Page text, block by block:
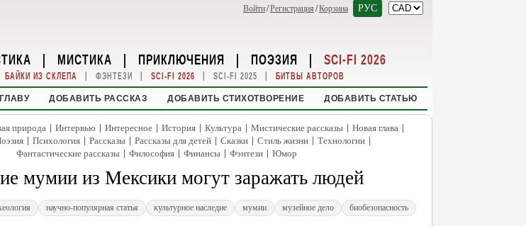
Войти/Регистрация /Корзина РУС
| МИСТИКА | ПРИКЛЮЧЕНИЯ | ПОЭЗИЯ | SCI-FI 2026
БАЙКИ ИЗ СКЛЕПА | ФЭНТЕЗИ | SCI-FI 2026 | SCI-FI 2025 | БИТВЫ АВТОРОВ
ДОБАВИТЬ РАССКАЗ ДОБАВИТЬ СТИХОТВОРЕНИЕ ДОБАВИТЬ СТАТЬЮ
природа | Интервью | Интересное | История | Культура | Мистические рассказы | Новая глава |
| Психология | Рассказы | Рассказы для детей | Сказки | Стиль жизни | Технологии |
Фантастические рассказы | Философия | Финансы | Фэнтези | Юмор
мумии из Мексики могут заражать людей
научно-популярная статья культурное наследие мумии музейное дело биобезопасность